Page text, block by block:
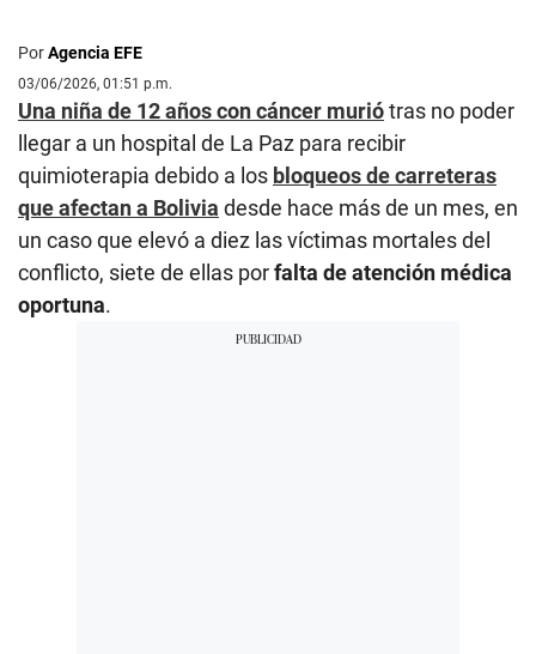
PorAgencia EFE
03/06/2026, 01:51 p.m.
Una niña de 12 años con cáncer muriótras no poder
llegar a un hospital de La Paz para recibir
quimioterapia debido a los bloqueos de carreteras
que afectan a Bolivia desde hace más de un mes, en
un caso que elevó a diez las víctimas mortales del
conflicto, siete de ellas porfalta de atención médica
oportuna.